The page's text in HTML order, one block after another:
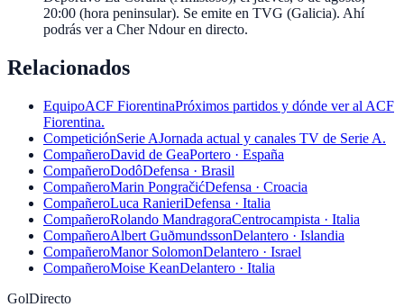
20:00 (hora peninsular). Se emite en TVG (Galicia). Ahí
podrás ver a Cher Ndour en directo.
Relacionados
EquipoACF FiorentinaPróximos partidos y dónde ver al ACF
Fiorentina.
CompeticiónSerie AJornada actual y canales TV de Serie A.
CompañeroDavid de GeaPortero · España
CompañeroDodôDefensa · Brasil
CompañeroMarin PongračićDefensa · Croacia
CompañeroLuca RanieriDefensa · Italia
CompañeroRolando MandragoraCentrocampista · Italia
CompañeroAlbert GuðmundssonDelantero · Islandia
CompañeroManor SolomonDelantero · Israel
CompañeroMoise KeanDelantero · Italia
GolDirecto